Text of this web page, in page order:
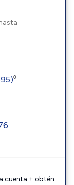
◊
cuenta + obtén